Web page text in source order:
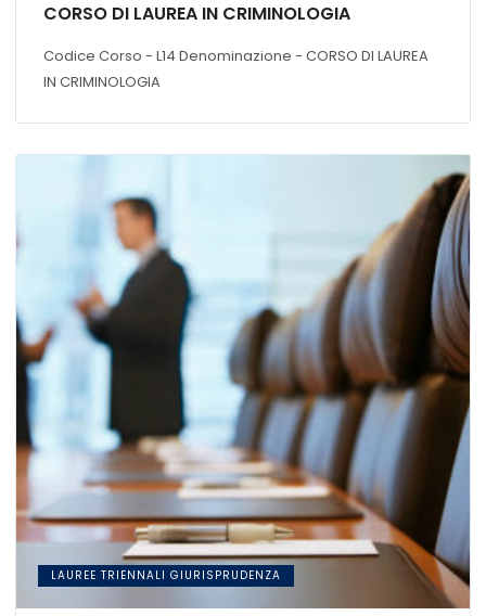
CORSO DI LAUREA IN CRIMINOLOGIA
Codice Corso - L14 Denominazione - CORSO DI LAUREA
IN CRIMINOLOGIA
LAUREE TRIENNALI GIURISPRUDENZA